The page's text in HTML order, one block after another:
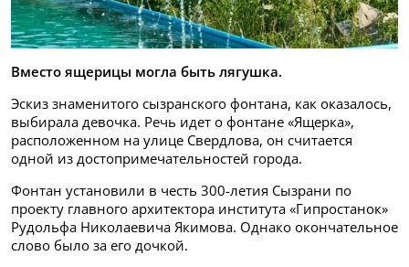
Вместо ящерицы могла быть лягушка.
Эскиз знаменитого сызранского фонтана, как оказалось,
выбирала девочка. Речь идет о фонтане «Ящерка»,
расположенном на улице Свердлова, он считается
одной из достопримечательностей города.
Фонтан установили в честь 300-летия Сызрани по
проекту главного архитектора института «Гипростанок»
Рудольфа Николаевича Якимова. Однако окончательное
слово было за его дочкой.